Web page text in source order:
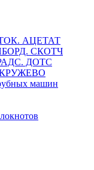
АЦЕТАТ
СКОТЧ
ДОТС
машин